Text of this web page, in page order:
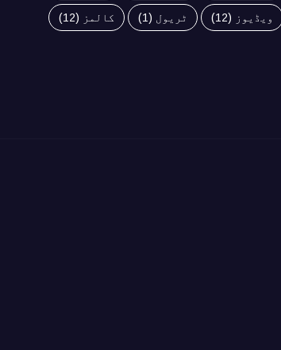
ویڈیوز (12) ٹریول (1) کالمز (12)